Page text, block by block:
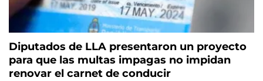
Diputados de LLA presentaron un proyecto
para que las multas impagas no impidan
renovar el carnet de conducir